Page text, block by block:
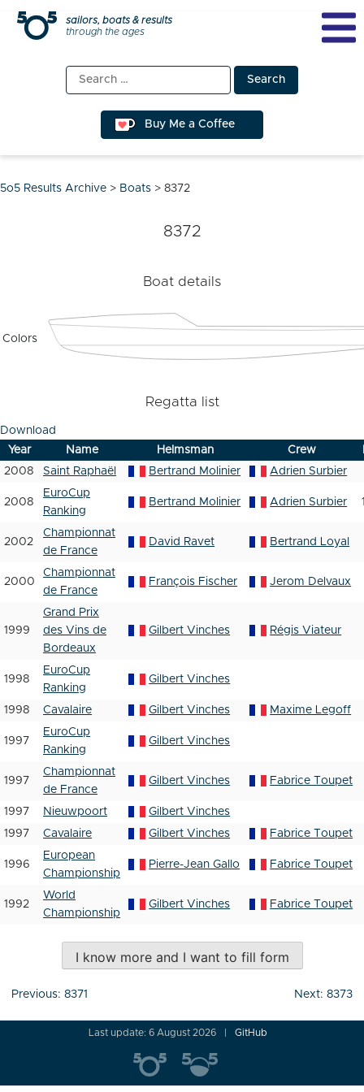
Skip
sailors, boats & results
through the ages
Search
for:
Buy Me a Coffee
5o5 Results Archive > Boats > 8372
8372
Boat details
Colors
Regatta list
Download
Year
Name Helmsman Crew
2008
Saint Raphaël Bertrand Molinier Adrien Surbier
2008
EuroCup
Ranking
Bertrand Molinier Adrien Surbier
2002
Championnat
de France
David Ravet Bertrand Loyal
2000
Championnat
de France
François Fischer Jerom Delvaux
1999
Grand Prix
des Vins de
Bordeaux
Gilbert Vinches Régis Viateur
1998
EuroCup
Ranking
Gilbert Vinches
1998 Cavalaire Gilbert Vinches Maxime Legoff
1997
EuroCup
Ranking
Gilbert Vinches
1997
Championnat
de France
Gilbert Vinches Fabrice Toupet
1997 Nieuwpoort
Gilbert Vinches
1997
Cavalaire Gilbert Vinches Fabrice Toupet
1996
European
Championship
Pierre-Jean Gallo Fabrice Toupet
1992
World
Championship
Gilbert Vinches Fabrice Toupet
I know more and I want to fill form
Post
Previous: 8371 Next: 8373
Last update: 6 August 2026 GitHub